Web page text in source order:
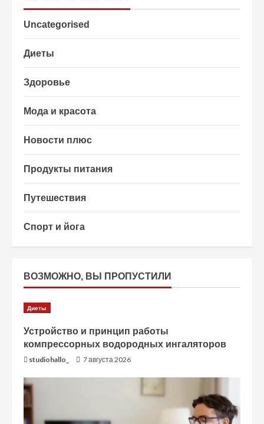
Uncategorised
Диеты
Здоровье
Мода и красота
Новости плюс
Продукты питания
Путешествия
Спорт и йога
ВОЗМОЖНО, ВЫ ПРОПУСТИЛИ
Диеты
Устройство и принцип работы
компрессорных водородных ингаляторов
studiohallo_ 7 августа 2026